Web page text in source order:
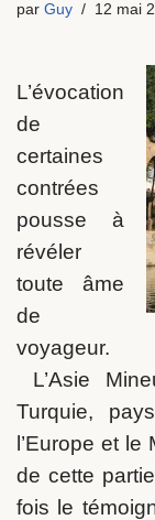
par Guy 12 mai
L’évocation
de
certaines
contrées
pousse à
révéler
toute âme
de
voyageur.
L’Asie
Turquie,
l’Europe et
de cette
fois le